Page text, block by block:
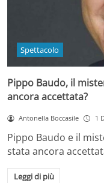
Spettacolo
Pippo Baudo, il
ancora accettata?
Antonella Boccasile 1
Pippo Baudo e il
stata ancora
Leggi di più